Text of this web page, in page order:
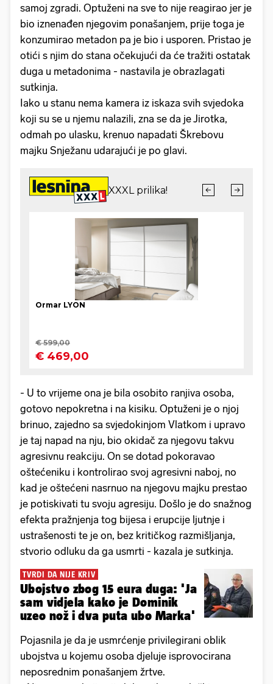
samoj zgradi. Optuženi na sve to nije reagirao jer je
bio iznenađen njegovim ponašanjem, prije toga je
konzumirao metadon pa je bio i usporen. Pristao je
otići s njim do stana očekujući da će tražiti ostatak
duga u metadonima - nastavila je obrazlagati
sutkinja.
Iako u stanu nema kamera iz iskaza svih svjedoka
koji su se u njemu nalazili, zna se da je Jirotka,
odmah po ulasku, krenuo napadati Škrebovu
majku Snježanu udarajući je po glavi.
- U to vrijeme ona je bila osobito ranjiva osoba,
gotovo nepokretna i na kisiku. Optuženi je o njoj
brinuo, zajedno sa svjedokinjom Vlatkom i upravo
je taj napad na nju, bio okidač za njegovu takvu
agresivnu reakciju. On se dotad pokoravao
oštećeniku i kontrolirao svoj agresivni naboj, no
kad je oštećeni nasrnuo na njegovu majku prestao
je potiskivati tu svoju agresiju. Došlo je do snažnog
efekta pražnjenja tog bijesa i erupcije ljutnje i
ustrašenosti te je on, bez kritičkog razmišljanja,
stvorio odluku da ga usmrti - kazala je sutkinja.
TVRDI DA NIJE KRIV
Ubojstvo zbog 15 eura duga: 'Ja
sam vidjela kako je Dominik
uzeo nož i dva puta ubo Marka'
Pojasnila je da je usmrćenje privilegirani oblik
ubojstva u kojemu osoba djeluje isprovocirana
neposrednim ponašanjem žrtve.